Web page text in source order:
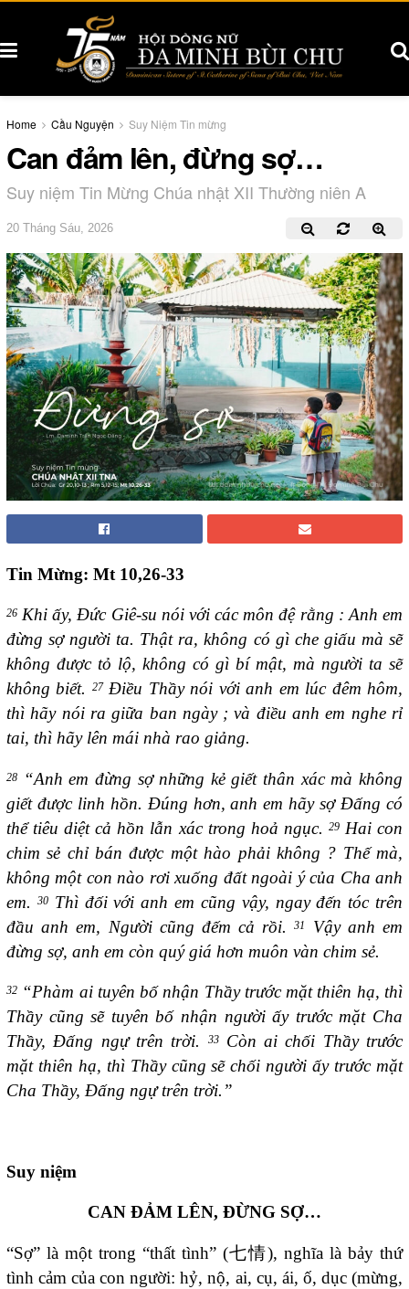
Home Cầu Nguyện Suy Niệm Tin mừng
Can đảm lên, đừng sợ…
Suy niệm Tin Mừng Chúa nhật XII Thường niên A
20 Tháng Sáu, 2026
Tin Mừng: Mt 10,26-33
26 Khi ấy, Đức Giê-su nói với các môn đệ rằng : Anh em
đừng sợ người ta. Thật ra, không có gì che giấu mà sẽ
không được tỏ lộ, không có gì bí mật, mà người ta sẽ
không biết.
27Điều Thầy nói với anh em lúc đêm hôm,
thì hãy nói ra giữa ban ngày ; và điều anh em nghe rỉ
tai, thì hãy lên mái nhà rao giảng.
28
“Anh em đừng sợ những kẻ giết thân xác mà không
giết được linh hồn. Đúng hơn, anh em hãy sợ Đấng có
thể tiêu diệt cả hồn lẫn xác trong hoả ngục.
29Hai con
chim sẻ chỉ bán được một hào phải không ? Thế mà,
không một con nào rơi xuống đất ngoài ý của Cha anh
em.
30Thì đối với anh em cũng vậy, ngay đến tóc trên
đầu anh em, Người cũng đếm cả rồi.31
Vậy anh em
đừng sợ, anh em còn quý giá hơn muôn vàn chim sẻ.
32 “Phàm ai tuyên bố nhận Thầy trước mặt thiên hạ, thì
Thầy cũng sẽ tuyên bố nhận người ấy trước mặt Cha
Thầy, Đấng ngự trên trời.
33Còn ai chối Thầy trước
mặt thiên hạ, thì Thầy cũng sẽ chối người ấy trước mặt
Cha Thầy, Đấng ngự trên trời.”
Suy niệm
CAN ĐẢM LÊN, ĐỪNG SỢ…
“Sợ” là một trong “thất tình” (七情), nghĩa là bảy thứ
tình cảm của con người: hỷ, nộ, ai, cụ, ái, ố, dục (mừng,